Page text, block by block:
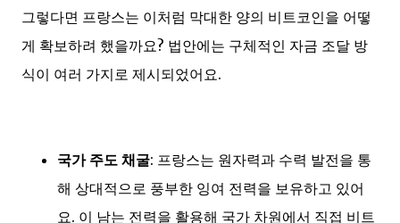
그렇다면 프랑스는 이처럼 막대한 양의 비트코인을 어떻
게 확보하려 했을까요? 법안에는 구체적인 자금 조달 방
식이 여러 가지로 제시되었어요.
국가 주도 채굴: 프랑스는 원자력과 수력 발전을 통
해 상대적으로 풍부한 잉여 전력을 보유하고 있어
요. 이 남는 전력을 활용해 국가 차원에서 직접 비트